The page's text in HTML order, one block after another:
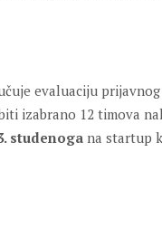
evaluaciju
izabrano 12 timova
studenoga na startup